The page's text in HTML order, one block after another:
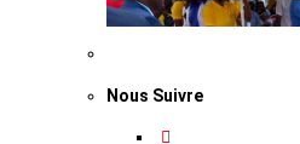
Nous Suivre